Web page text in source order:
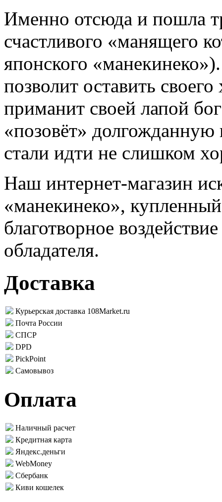
Именно отсюда и пошла
счастливого «манящего
японского
позволит оставить
приманит своей лапой
«позовёт»
стали идти не слишком
Наш интернет-магазин
«манекинеко»,
благотворное
обладателя.
Доставка
Курьерская доставка 108Market.ru
Почта России
СПСР
DPD
PickPoint
Самовывоз
Оплата
Наличный расчет
Кредитная карта
Яндекс.деньги
WebMoney
Сбербанк
Киви кошелек